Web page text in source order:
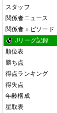
スタッフ
関係者ニュース
関係者エピソード
Jリーグ記録
順位表
勝ち点
得点ランキング
得失点
年齢構成
星取表